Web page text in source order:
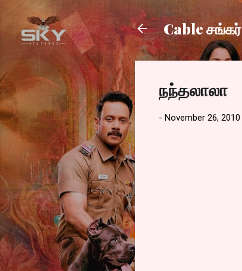
Cable சங்கர்
நந்தலாலா
- November 26, 2010